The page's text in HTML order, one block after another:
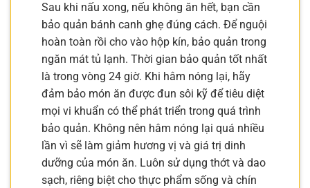
Sau khi nấu xong, nếu không ăn hết, bạn cần
bảo quản bánh canh ghẹ đúng cách. Để nguội
hoàn toàn rồi cho vào hộp kín, bảo quản trong
ngăn mát tủ lạnh. Thời gian bảo quản tốt nhất
là trong vòng 24 giờ. Khi hâm nóng lại, hãy
đảm bảo món ăn được đun sôi kỹ để tiêu diệt
mọi vi khuẩn có thể phát triển trong quá trình
bảo quản. Không nên hâm nóng lại quá nhiều
lần vì sẽ làm giảm hương vị và giá trị dinh
dưỡng của món ăn. Luôn sử dụng thớt và dao
sạch, riêng biệt cho thực phẩm sống và chín